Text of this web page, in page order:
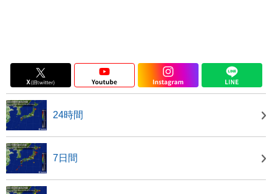
24時間
7日間